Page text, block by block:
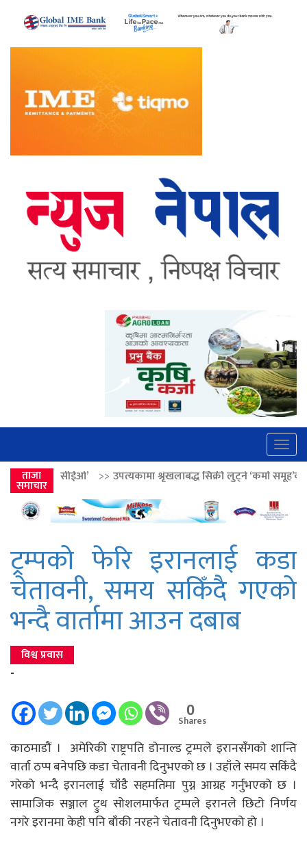
ताजा
समाचार
उपत्यकामा श्रृंखलाबद्ध सिक्री लुट्ने ‘कर्मा समूह’का नाइकेसहित पाँच
ट्रम्पको फेरि इरानलाई कडा
चेतावनी, समय सकिँदै गएको
भन्दै वार्तामा आउन दबाब
विश्व प्रवास
-
0
Shares
काठमाडौं । अमेरिकी राष्ट्रपति डोनाल्ड ट्रम्पले इरानसँगको शान्ति
वार्ता ठप्प बनेपछि कडा चेतावनी दिनुभएको छ । उहाँले समय सकिँदै
गरेको भन्दै इरानलाई चाँडै सहमतिमा पुग्न आग्रह गर्नुभएको छ ।
सामाजिक सञ्जाल ट्रुथ सोशलमार्फत ट्रम्पले इरानले छिटो निर्णय
नगरे इरानमा केही पनि बाँकी नरहने चेतावनी दिनुभएको हो ।